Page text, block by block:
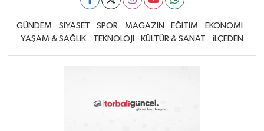
GÜNDEM SİYASET SPOR MAGAZİN EĞİTİM
EKONOMİ
YAŞAM & SAĞLIK
TEKNOLOJİ KÜLTÜR & SANAT iLÇEDEN